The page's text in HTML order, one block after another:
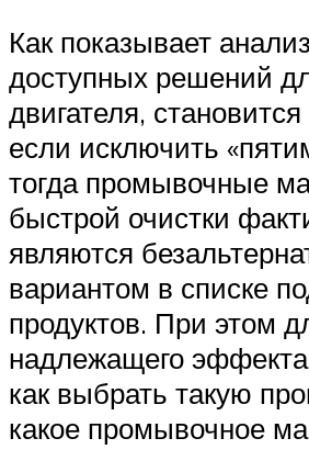
Как показывает
доступных решений
двигателя,
если исключить
тогда промывочные
быстрой очистки
являются
вариантом в списке
продуктов. При этом
надлежащего
как выбрать такую
какое промывочное